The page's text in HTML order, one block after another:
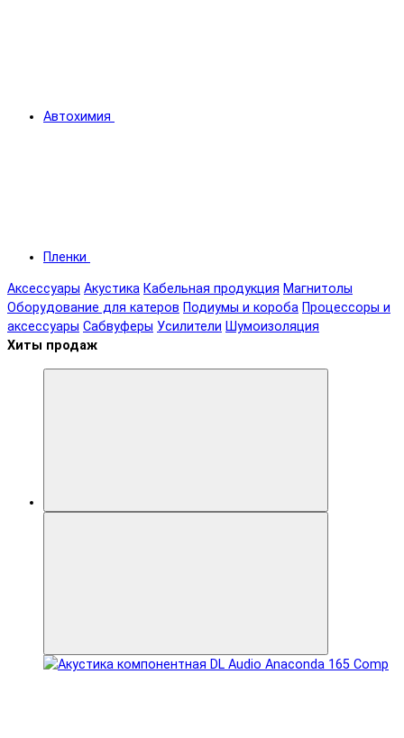
Автохимия
Пленки
Аксессуары Акустика Кабельная продукция Магнитолы
Оборудование для катеров Подиумы и короба Процессоры и
аксессуары Сабвуферы Усилители Шумоизоляция
Хиты продаж